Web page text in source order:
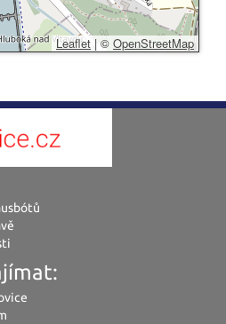
Leaflet | © OpenStreetMap